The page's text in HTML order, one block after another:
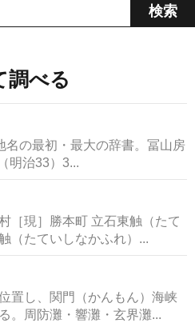
調べる
名の最初・最大の辞書。冨山房
明治33）3...
［現］勝本町 立石東触（たて
（たていしなかふれ）...
置し、関門（かんもん）海峡
。周防灘・響灘・玄界灘...